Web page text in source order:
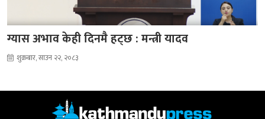
ग्यास अभाव केही दिनमै हट्छ : मन्त्री यादव
शुक्रबार, साउन २२, २०८३